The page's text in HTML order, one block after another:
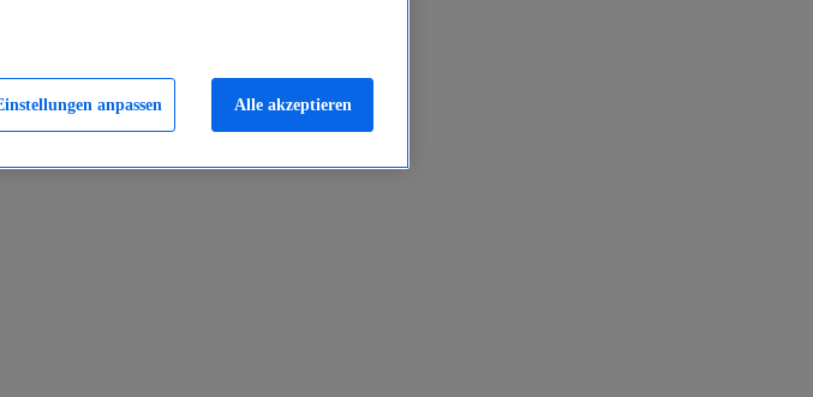
anpassen Alle akzeptieren